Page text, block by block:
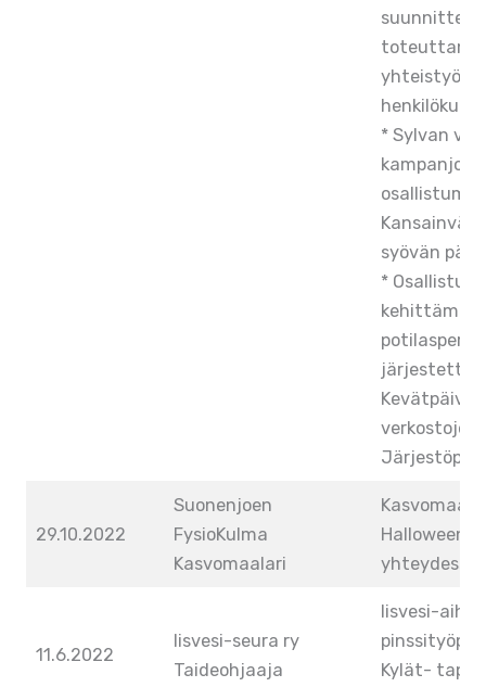
suunnittelu
* Sylvan
syövän
*
verkostojen
29.10.2022
Suonenjoen
FysioKulma
Kasvomaalari
Halloween-
yhteydessä.
11.6.2022
Iisvesi-seura ry
Taideohjaaja
Iisvesi-
Kylät-